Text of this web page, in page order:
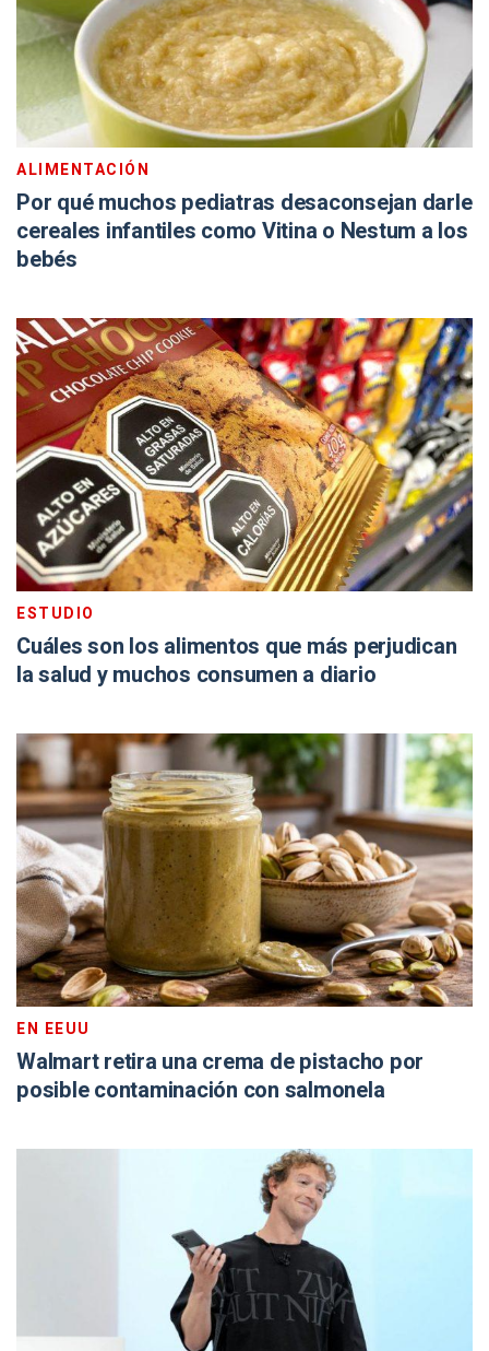
ALIMENTACIÓN
Por qué muchos pediatras desaconsejan darle
cereales infantiles como Vitina o Nestum a los
bebés
ESTUDIO
Cuáles son los alimentos que más perjudican
la salud y muchos consumen a diario
EN EEUU
Walmart retira una crema de pistacho por
posible contaminación con salmonela